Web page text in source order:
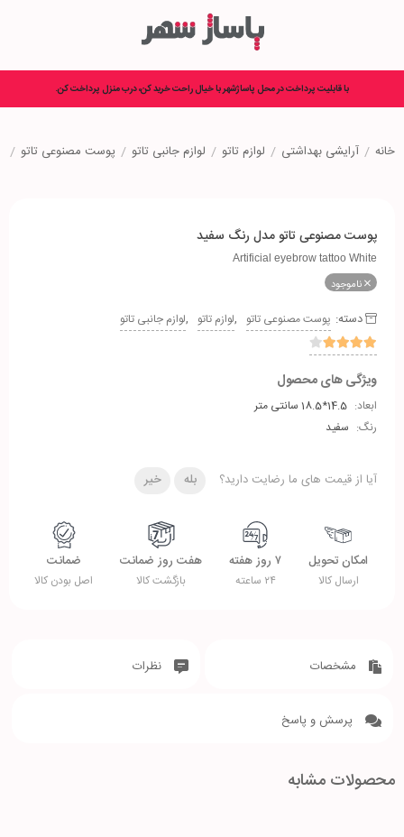
با قابلیت پرداخت در محل پاساژشهر با خیال راحت خرید کن، درب منزل پرداخت کن.
خانه / آرایشی بهداشتی / لوازم تاتو / لوازم جانبی تاتو / پوست مصنوعی تاتو /
پوست مصنوعی تاتو مدل رنگ سفید
ناموجود
Artificial eyebrow tattoo White
دسته: پوست مصنوعی تاتو ,لوازم تاتو ,لوازم جانبی تاتو
ویژگی های محصول
ابعاد:
رنگ: سفید
آیا از قیمت های ما رضایت دارید؟ بله خیر
امکان تحویل
ارسال کالا
۷ روز هفته
۲۴ ساعته
هفت روز ضمانت
بازگشت کالا
ضمانت
اصل بودن کالا
مشخصات نظرات
پرسش و پاسخ
محصولات مشابه